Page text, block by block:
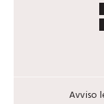
Avviso